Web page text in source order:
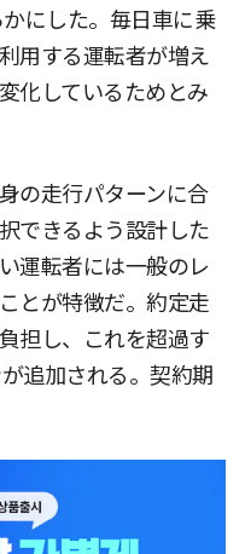
にした。毎日車に乗
用する運転者が増え
化しているためとみ
の走行パターンに合
できるよう設計した
運転者には一般のレ
とが特徴だ。約定走
担し、これを超過す
追加される。契約期